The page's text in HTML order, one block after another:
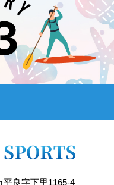
良字下里1165-4